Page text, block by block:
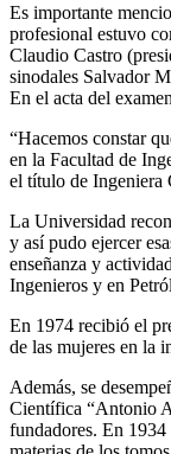
Es importante
profesional estuvo
Claudio Castro
sinodales Salvador
En el acta del
“Hacemos constar
en la Facultad de
el título de Ingeniera
La Universidad
y así pudo ejercer
enseñanza y
Ingenieros y en
En 1974 recibió el
de las mujeres en la
Además, se
Científica “Antonio
fundadores. En